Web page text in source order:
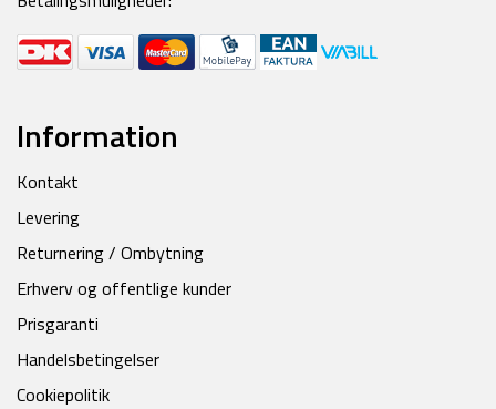
Information
Kontakt
Levering
Returnering / Ombytning
Erhverv og offentlige kunder
Prisgaranti
Handelsbetingelser
Cookiepolitik